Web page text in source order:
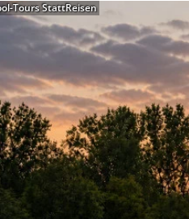
Tours StattReisen